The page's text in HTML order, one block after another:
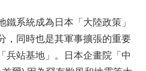
系統成為日本「大陸政策」
，同時也是其軍事擴張的重要
兵站基地」。日本企畫院「中